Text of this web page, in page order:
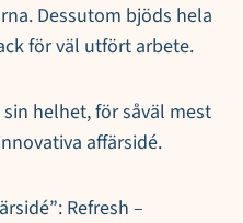
Dessutom bjöds hela
för väl utfört arbete.
helhet, för såväl mest
affärsidé.
Refresh –